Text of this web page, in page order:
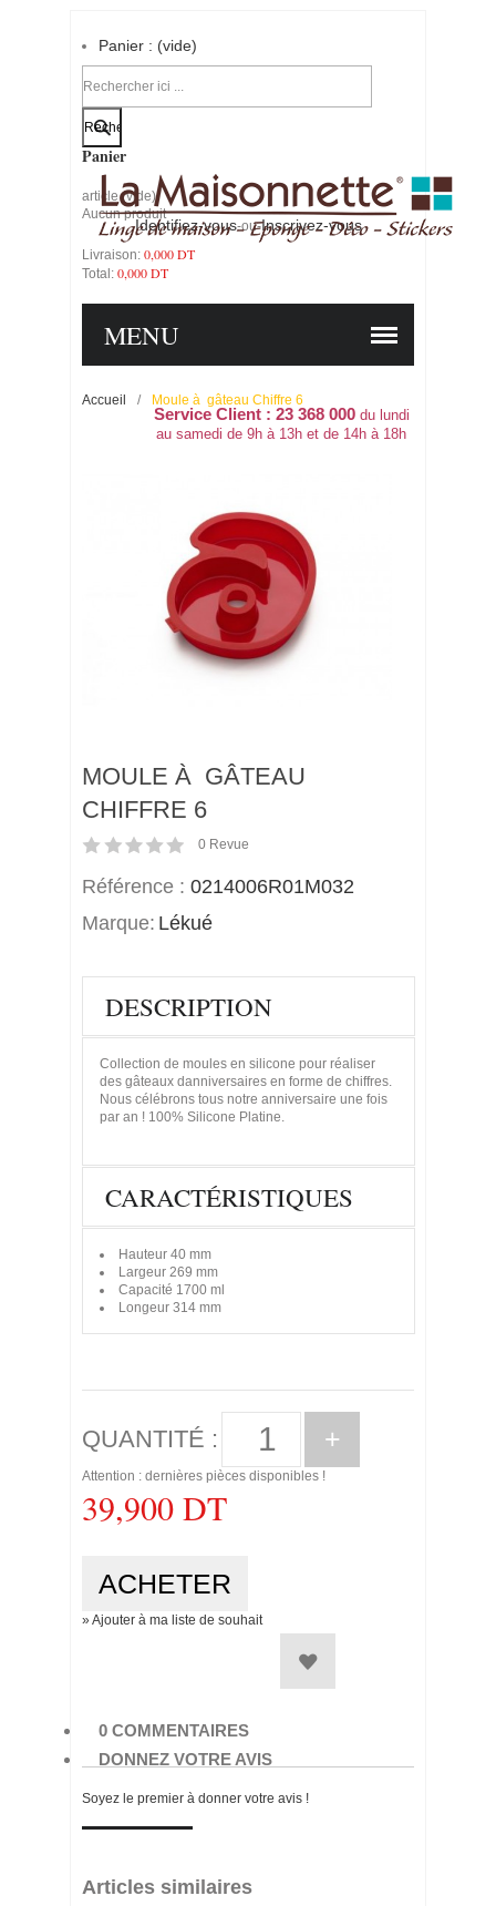
Identifiez-vous-ou-Inscrivez-vous
Panier : (vide)
Votre compte
Panier
article (vide)
Aucun produit
Livraison: 0,000 DT
Total: 0,000 DT
Service Client : 23 368 000du lundi
au samedi de 9h à 13h et de 14h à 18h
MENU
Accueil / Moule à gâteau Chiffre 6
MOULE À GÂTEAU
CHIFFRE 6
0 Revue
Référence : 0214006R01M032
Marque: Lékué
DESCRIPTION
Collection de moules en silicone pour réaliser
des gâteaux danniversaires en forme de chiffres.
Nous célébrons tous notre anniversaire une fois
par an ! 100% Silicone Platine.
CARACTÉRISTIQUES
Hauteur 40 mm
Largeur 269 mm
Capacité 1700 ml
Longeur 314 mm
QUANTITÉ : +
Attention : dernières pièces disponibles !
39,900 DT
» Ajouter à ma liste de souhait
0 COMMENTAIRES
DONNEZ VOTRE AVIS
Soyez le premier à donner votre avis !
Articles similaires